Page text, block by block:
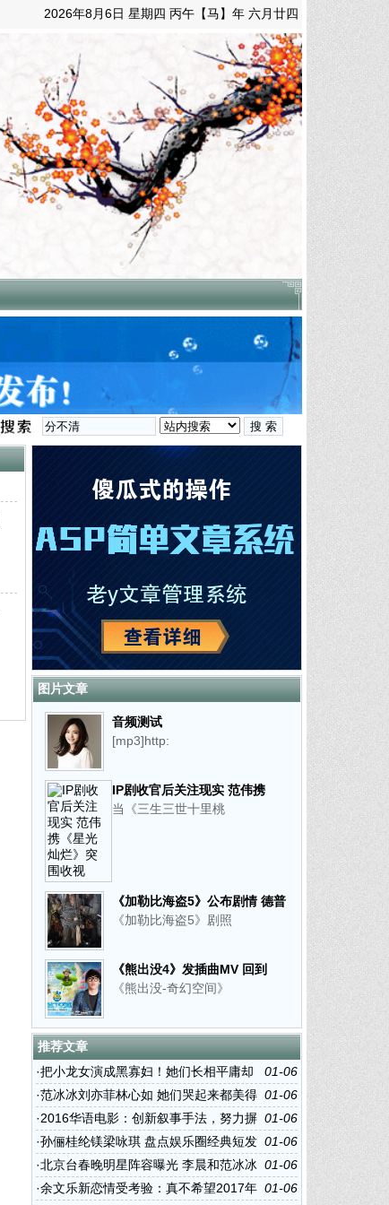
2026年8月6日 星期四 丙午【马】年 六月廿四
图片文章
音频测试
[mp3]http:
IP剧收官后关注现实 范伟携
《星光灿烂》突围收视
当《三生三世十里桃
《加勒比海盗5》公布剧情 德普
重返冒险之旅
《加勒比海盗5》剧照
《熊出没4》发插曲MV 回到
与“熊”相伴的纯真岁月
《熊出没-奇幻空间》
推荐文章
01-06
·把小龙女演成黑寡妇！她们长相平庸却
硬要演绝世美女
01-06
·范冰冰刘亦菲林心如 她们哭起来都美得
让人心疼
01-06
·2016华语电影：创新叙事手法，努力摒
弃陈词滥调
01-06
·孙俪桂纶镁梁咏琪 盘点娱乐圈经典短发
女神
01-06
·北京台春晚明星阵容曝光 李晨和范冰冰
登台演出
01-06
·余文乐新恋情受考验：真不希望2017年